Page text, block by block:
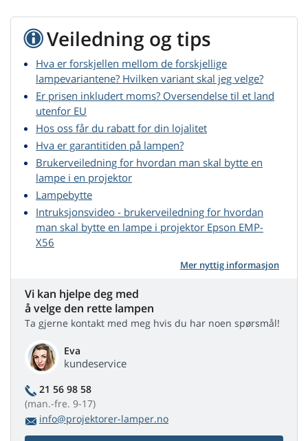
Veiledning og tips
Hva er forskjellen mellom de forskjellige
lampevariantene? Hvilken variant skal jeg velge?
Er prisen inkludert moms? Oversendelse til et land
utenfor EU
Hos oss får du rabatt for din lojalitet
Hva er garantitiden på lampen?
Brukerveiledning for hvordan man skal bytte en
lampe i en projektor
Lampebytte
Intruksjonsvideo - brukerveiledning for hvordan
man skal bytte en lampe i projektor Epson EMP-
X56
Mer nyttig informasjon
Vi kan hjelpe deg med
å velge den rette lampen
Ta gjerne kontakt med meg hvis du har noen spørsmål!
Eva
kundeservice
21 56 98 58
(man.-fre. 9-17)
info@projektorer-lamper.no